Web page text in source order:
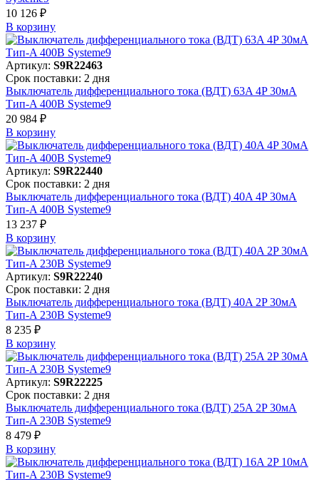
10 126 ₽
В корзинy
Артикул: S9R22463
Срок поставки: 2 дня
Выключатель дифференциального тока (ВДТ) 63A 4P 30мА
Тип-A 400В Systeme9
20 984 ₽
В корзинy
Артикул: S9R22440
Срок поставки: 2 дня
Выключатель дифференциального тока (ВДТ) 40A 4P 30мА
Тип-A 400В Systeme9
13 237 ₽
В корзинy
Артикул: S9R22240
Срок поставки: 2 дня
Выключатель дифференциального тока (ВДТ) 40A 2P 30мА
Тип-A 230В Systeme9
8 235 ₽
В корзинy
Артикул: S9R22225
Срок поставки: 2 дня
Выключатель дифференциального тока (ВДТ) 25A 2P 30мА
Тип-A 230В Systeme9
8 479 ₽
В корзинy